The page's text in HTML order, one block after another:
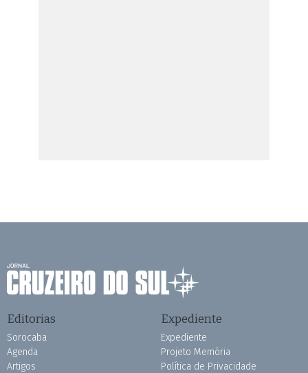
Editorias
Sorocaba
Agenda
Artigos
Expediente
Expediente
Projeto Memória
Política de Privacidade